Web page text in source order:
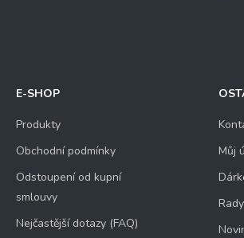
E-SHOP
Produkty
Obchodní podmínky
Odstoupení od kupní
smlouvy
Nejčastější dotazy (FAQ)
Můj